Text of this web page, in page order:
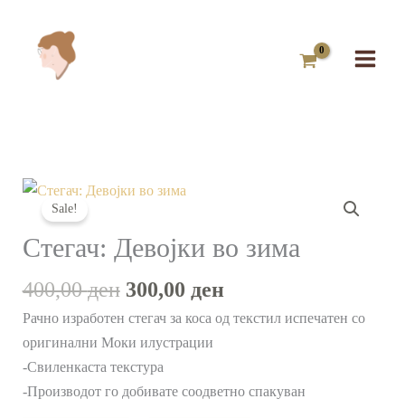
content
Sale!
Стегач: Девојки во зима
400,00ден
Original
was:
400,00 ден.
300,00 ден
300,00 ден.
Рачно изработен стегач за коса од текстил испечатен со
оригинални Моки илустрации
-Свиленкаста текстура
-Производот го добивате соодветно спакуван
Стегач:
Девојки
во
количина